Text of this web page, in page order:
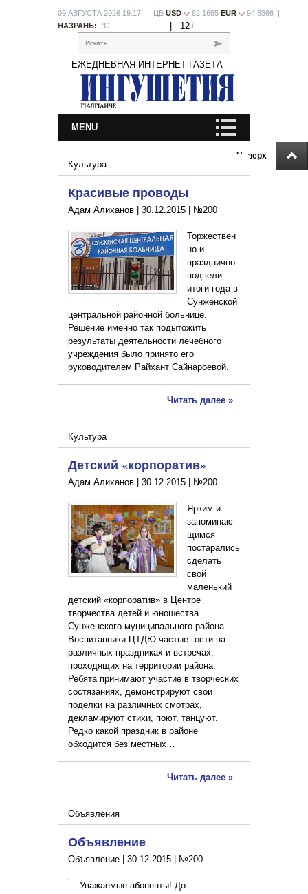
Наверх
09 АВГУСТА 2026 19:17 | ЦБ USD 82.1665 EUR
94.8366 |
НАЗРАНЬ: °С 12+
Искать
ЕЖЕДНЕВНАЯ ИНТЕРНЕТ-ГАЗЕТА
MENU
Культура
Красивые проводы
Адам Алиханов | 30.12.2015 №200
Торжествен
но и
празднично
подвели
итоги года в
Сунженской
центральной районной больнице.
Решение именно так подытожить
результаты деятельности лечебного
учреждения было принято его
руководителем Райхант Сайнароевой.
Читать далее »
Культура
Детский «корпоратив»
Адам Алиханов | 30.12.2015 №200
Ярким и
запоминаю
щимся
постарались
сделать
свой
маленький
детский «корпоратив» в Центре
творчества детей и юношества
Сунженского муниципального района.
Воспитанники ЦТДЮ частые гости на
различных праздниках и встречах,
проходящих на территории района.
Ребята принимают участие в творческих
состязаниях, демонстрируют свои
поделки на различных смотрах,
декламируют стихи, поют, танцуют.
Редко какой праздник в районе
обходится без местных…
Читать далее »
Объявления
Объявление
Объявление | 30.12.2015 №200
Уважаемые абоненты! До